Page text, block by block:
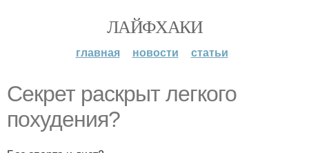
ЛАЙФХАКИ
главная новости статьи
Секрет раскрыт легкого
похудения?